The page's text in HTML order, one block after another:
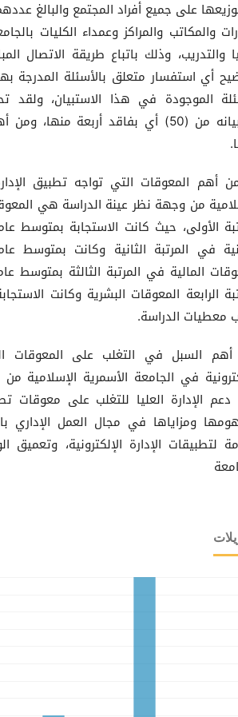
والمكاتب والمراكز وعمداء الكليات
والتدريب، وذلك باتباع طريقة الاتصال
أي استفسار متعلق بالأسئلة المدرجة
استبيانه من (50) أي بفاقد أربعة
أهم المعوقات التي تواجه تطبيق
من وجهة نظر عينة الدراسة هي
الدراسة.
السبل في التغلب على المعوقات
في الجامعة الأسمرية الإسلامية
الإدارة العليا للتغلب على معوقات
ومزاياها في مجال العمل الإداري
لتطبيقات الإدارة الإلكترونية،